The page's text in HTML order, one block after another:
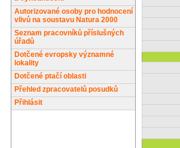
Autorizované osoby pro hodnocení
vlivů na soustavu Natura 2000
Seznam pracovníků příslušných
úřadů
Dotčené evropsky významné
lokality
Dotčené ptačí oblasti
Přehled zpracovatelů posudků
Přihlásit